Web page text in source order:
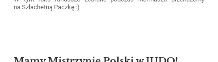
na Szlachetną Paczkę :)